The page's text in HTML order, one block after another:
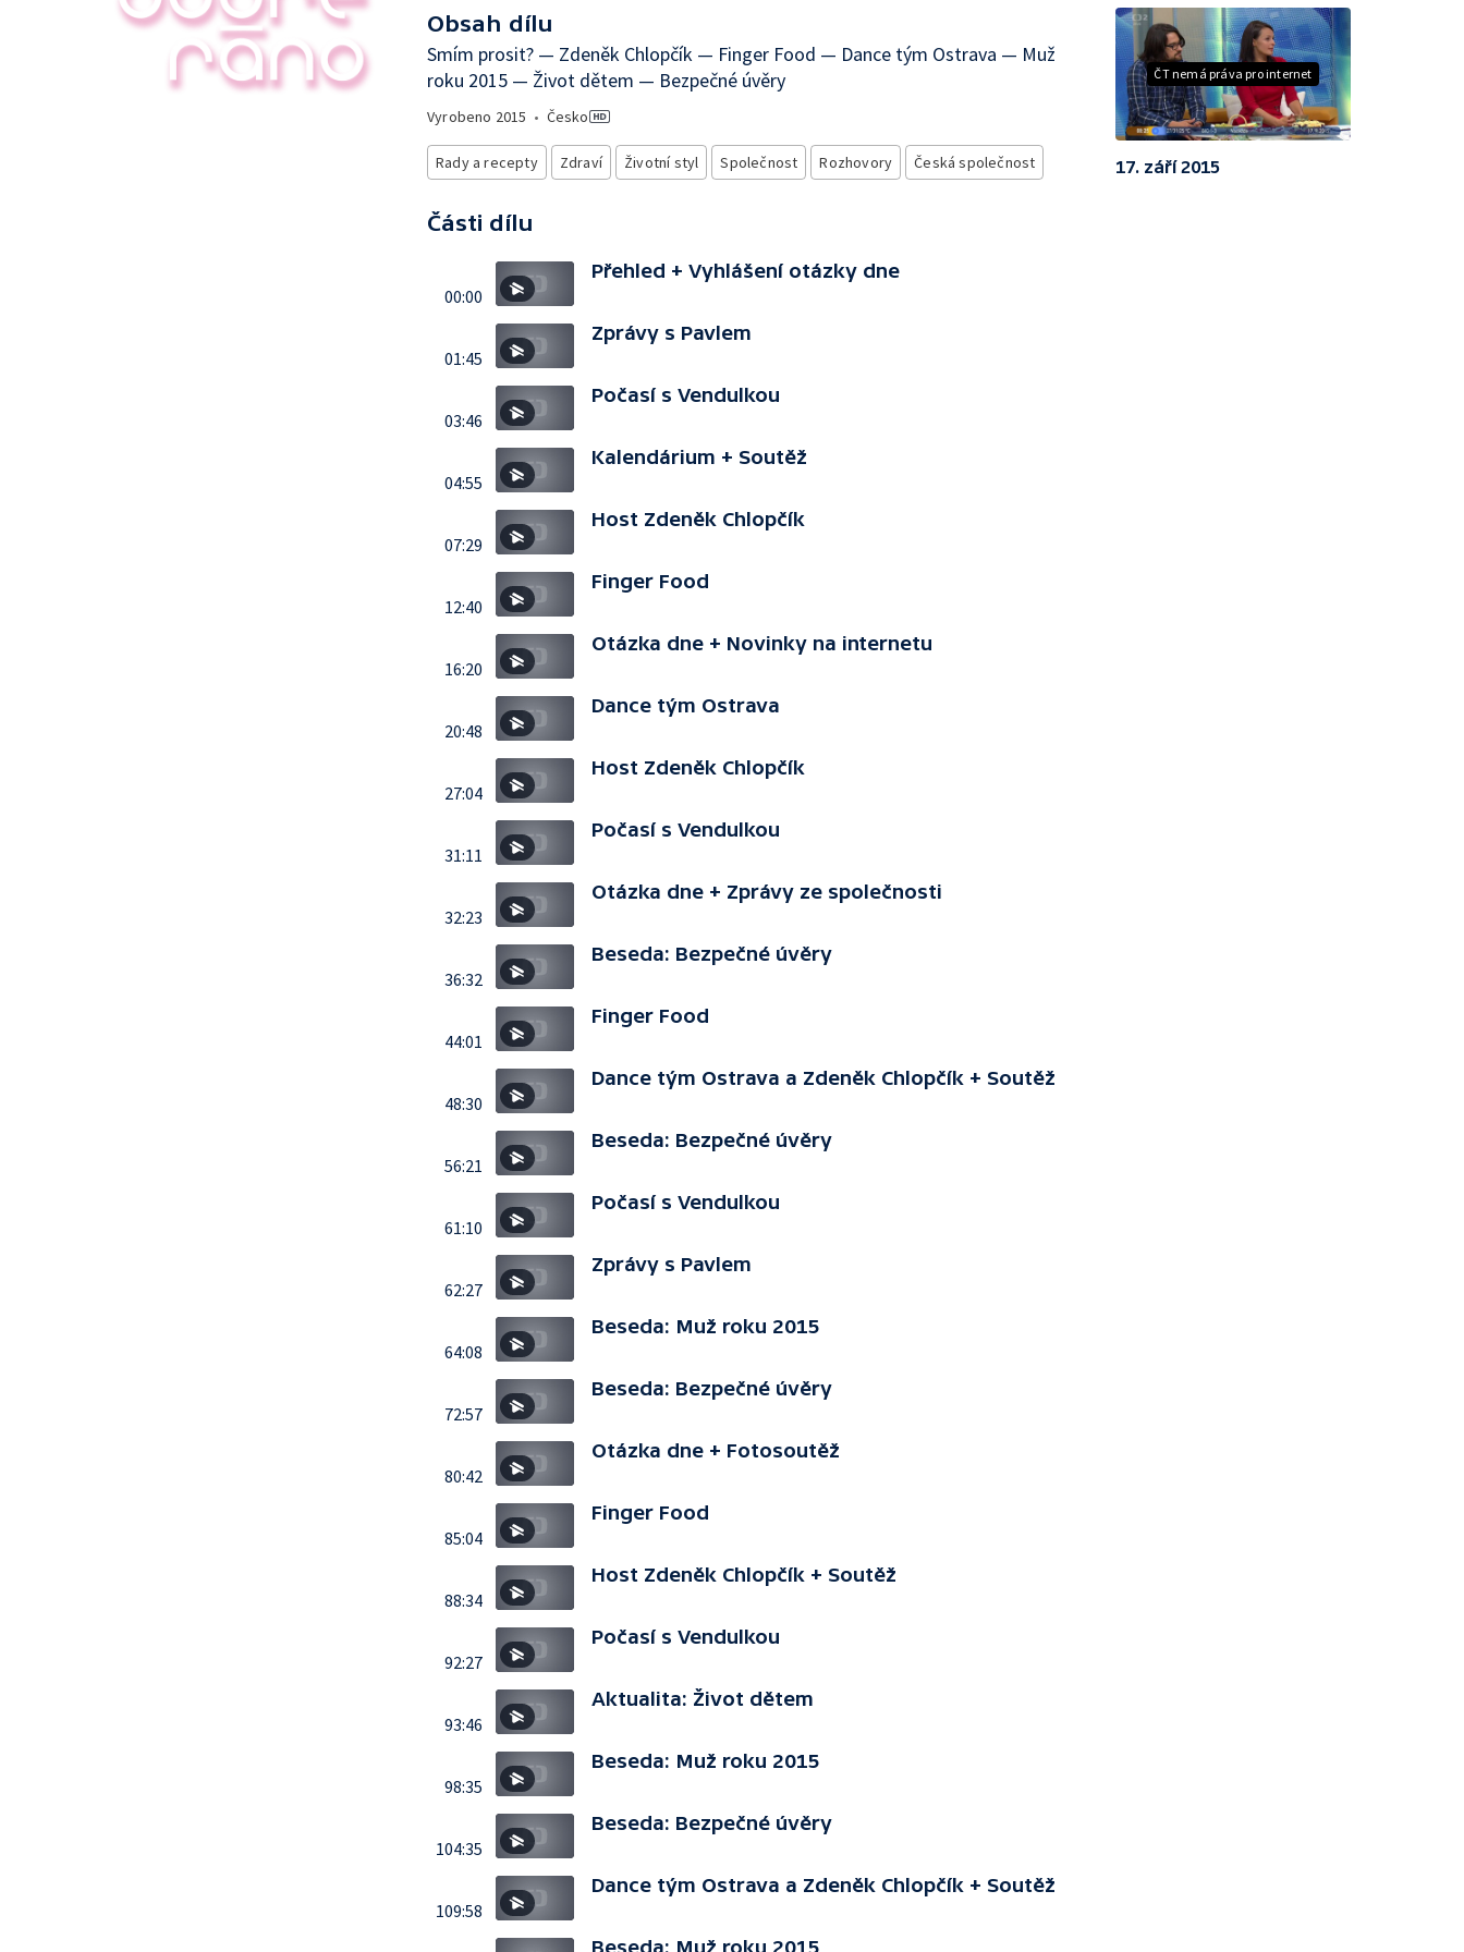
Obsah dílu
Smím prosit? — Zdeněk Chlopčík — Finger Food — Dance tým Ostrava — Muž
roku 2015 — Život dětem — Bezpečné úvěry
Vyrobeno 2015 • Česko
Rady a recepty Zdraví Životní styl Společnost Rozhovory Česká společnost
Části dílu
00:00
Přehled + Vyhlášení otázky dne
01:45
Zprávy s Pavlem
03:46
Počasí s Vendulkou
04:55
Kalendárium + Soutěž
07:29
Host Zdeněk Chlopčík
12:40
Finger Food
16:20
Otázka dne + Novinky na internetu
20:48
Dance tým Ostrava
27:04
Host Zdeněk Chlopčík
31:11
Počasí s Vendulkou
32:23
Otázka dne + Zprávy ze společnosti
36:32
Beseda: Bezpečné úvěry
44:01
Finger Food
48:30
Dance tým Ostrava a Zdeněk Chlopčík + Soutěž
56:21
Beseda: Bezpečné úvěry
61:10
Počasí s Vendulkou
62:27
Zprávy s Pavlem
64:08
Beseda: Muž roku 2015
72:57
Beseda: Bezpečné úvěry
80:42
Otázka dne + Fotosoutěž
85:04
Finger Food
88:34
Host Zdeněk Chlopčík + Soutěž
92:27
Počasí s Vendulkou
93:46
Aktualita: Život dětem
98:35
Beseda: Muž roku 2015
104:35
Beseda: Bezpečné úvěry
109:58
Dance tým Ostrava a Zdeněk Chlopčík + Soutěž
Beseda: Muž roku 2015
ČT nemá práva pro internet
17. září 2015